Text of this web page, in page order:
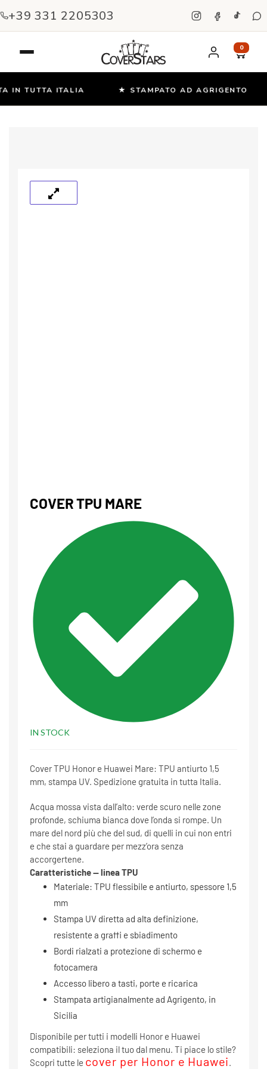
+39 331 2205303
0
IN TUTTA ITALIA ★ STAMPATO AD AGRIGENTO
Salta
COVER TPU MARE
IN STOCK
Cover TPU Honor e Huawei Mare: TPU antiurto 1,5
mm, stampa UV. Spedizione gratuita in tutta Italia.
Acqua mossa vista dall’alto: verde scuro nelle zone
profonde, schiuma bianca dove l’onda si rompe. Un
mare del nord più che del sud, di quelli in cui non entri
e che stai a guardare per mezz’ora senza
accorgertene.
Caratteristiche — linea TPU
Materiale: TPU flessibile e antiurto, spessore 1,5
mm
Stampa UV diretta ad alta definizione,
resistente a graffi e sbiadimento
Bordi rialzati a protezione di schermo e
fotocamera
Accesso libero a tasti, porte e ricarica
Stampata artigianalmente ad Agrigento, in
Sicilia
Disponibile per tutti i modelli Honor e Huawei
compatibili: seleziona il tuo dal menu. Ti piace lo stile?
Scopri tutte le cover per Honor e Huawei.